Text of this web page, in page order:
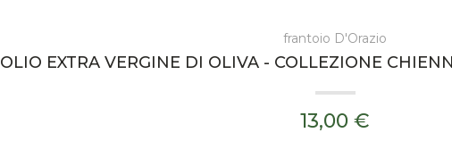
frantoio D'Orazio
OLIO EXTRA VERGINE DI OLIVA - COLLEZIONE
13,00 €